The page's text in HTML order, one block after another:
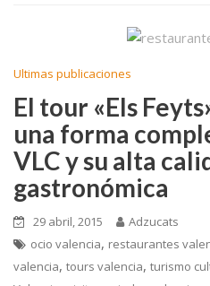
o
o
k
p
ti
r
Ultimas publicaciones
El tour «Els
una forma
VLC y su alta
gastronómica
29 abril, 2015
Adzucats
ocio valencia, restaurantes
valencia, tours valencia, turismo